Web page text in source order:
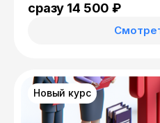
сразу 14 500 ₽
Новый курс